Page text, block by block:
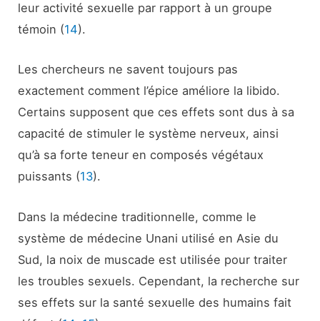
leur activité sexuelle par rapport à un groupe
témoin (14).
Les chercheurs ne savent toujours pas
exactement comment l’épice améliore la libido.
Certains supposent que ces effets sont dus à sa
capacité de stimuler le système nerveux, ainsi
qu’à sa forte teneur en composés végétaux
puissants (13).
Dans la médecine traditionnelle, comme le
système de médecine Unani utilisé en Asie du
Sud, la noix de muscade est utilisée pour traiter
les troubles sexuels. Cependant, la recherche sur
ses effets sur la santé sexuelle des humains fait